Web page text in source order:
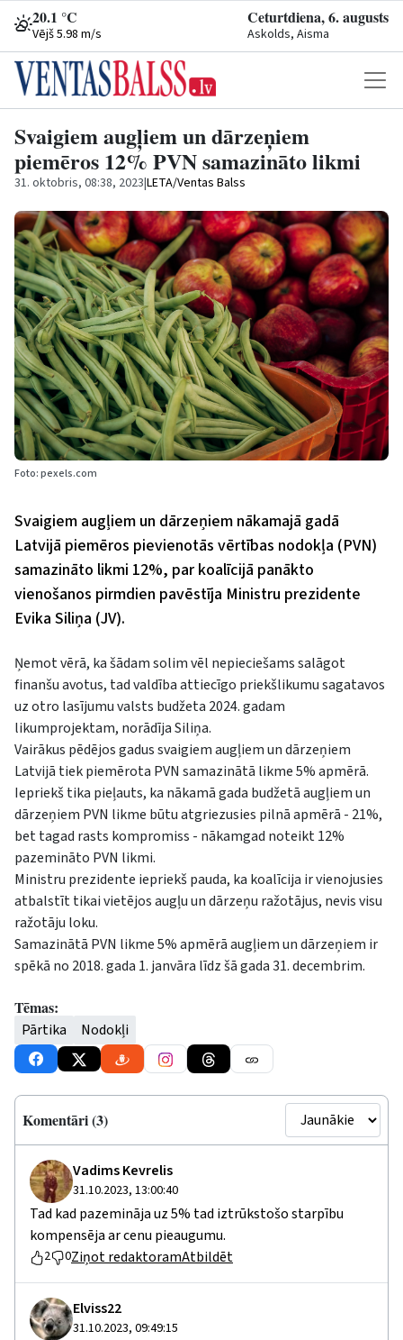
20.1 °C
Vējš 5.98 m/s
Ceturtdiena, 6. augusts
Askolds, Aisma
Svaigiem augļiem un dārzeņiem
piemēros 12% PVN samazināto likmi
31. oktobris, 08:38, 2023|LETA/Ventas Balss
Foto: pexels.com
Svaigiem augļiem un dārzeņiem nākamajā gadā
Latvijā piemēros pievienotās vērtības nodokļa (PVN)
samazināto likmi 12%, par koalīcijā panākto
vienošanos pirmdien pavēstīja Ministru prezidente
Evika Siliņa (JV).
Ņemot vērā, ka šādam solim vēl nepieciešams salāgot
finanšu avotus, tad valdība attiecīgo priekšlikumu sagatavos
uz otro lasījumu valsts budžeta 2024. gadam
likumprojektam, norādīja Siliņa.
Vairākus pēdējos gadus svaigiem augļiem un dārzeņiem
Latvijā tiek piemērota PVN samazinātā likme 5% apmērā.
Iepriekš tika pieļauts, ka nākamā gada budžetā augļiem un
dārzeņiem PVN likme būtu atgriezusies pilnā apmērā - 21%,
bet tagad rasts kompromiss - nākamgad noteikt 12%
pazemināto PVN likmi.
Ministru prezidente iepriekš pauda, ka koalīcija ir vienojusies
atbalstīt tikai vietējos augļu un dārzeņu ražotājus, nevis visu
ražotāju loku.
Samazinātā PVN likme 5% apmērā augļiem un dārzeņiem ir
spēkā no 2018. gada 1. janvāra līdz šā gada 31. decembrim.
Tēmas:
Pārtika Nodokļi
Komentāri (3)
Vadims Kevrelis
31.10.2023, 13:00:40
Tad kad pazemināja uz 5% tad iztrūkstošo starpību
kompensēja ar cenu pieaugumu.
2 0Ziņot redaktoramAtbildēt
Elviss22
31.10.2023, 09:49:15